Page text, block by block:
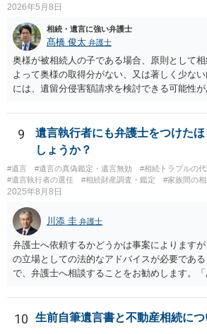
2026年5月8日
相続・遺言に強い弁護士
髙橋 俊太 弁護士
奥様が被相続人の子である場合、原則として
よって奥様の取得分がない、又は著しく少な
には、遺留分侵害額請求を検討できる可能性
記の義務化に関する説明と混同されている可
記については、不動産を相続で取得したこと
に申請する義務があります。一方、遺留分侵
よび遺留分を侵害する贈与・遺贈があったこ
時効にかかります。また、相続開始から１０年
有無にかかわらず行使できなくなります。 奥
効がいつから進むかは慎重に検討する必要があ
から３年が経過しているとのことですので、早
無、不動産登記、遺産分割協議書の有無を確
う。特に、お姉様側だけで不動産名義を変更し
ったのか、遺産分割協議書が作成されている
以前に、法定相続分や遺産分割未了の問題と
ります。 奥様において戸籍謄本、不動産登記
書、遺言書の有無等を確認し、弁護士に個別
9
遺言執行者にも弁護士をつけた
しょうか？
#遺言 #遺言の真偽鑑定・遺言無効
#相続トラブルの
#遺言執行者の選任
#相続財産調査・鑑定 #家族間の
2025年8月8日
川添 圭 弁護士
弁護士へ依頼するかどうかは事案によります
の立場としての法的なアドバイスが必要であ
で、弁護士へ相談することをお勧めします。
誘導しかしてこないと思います。
10 生前自筆遺言書と不動産相続につ